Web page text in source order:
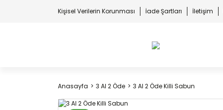
Kişisel Verilerin Korunması İade Şartları İletişim
Anasayfa 3 Al 2 Öde 3 Al 2 Öde Killi Sabun